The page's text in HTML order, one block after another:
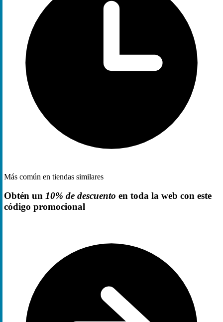
Más común en tiendas similares
Obtén un 10% de descuento en toda la web con este
código promocional